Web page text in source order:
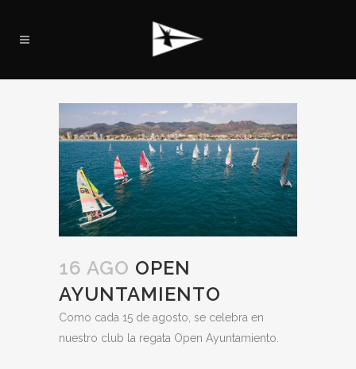
16 AGO OPEN
AYUNTAMIENTO
Como cada 15 de agosto, se celebra en
nuestro club la regata Open Ayuntamiento.